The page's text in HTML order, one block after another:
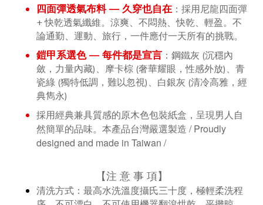
四面彈透氣布料 — 久穿也自在 ： 採用尼龍四面彈
+ 快乾透氣纖維。 涼爽、不悶熱、快乾、輕盈。不
論通勤、運動、旅行， 一件應付一天所有的挑戰。
鎧甲系選色 — 每件都是宣言 ： 鋼鐵灰 (沉穩內
斂，力量內藏)、摩卡棕 (奢華耀眼，性感外放)
青
瓷綠 (獨特低調，難以忽視)、 白銀灰 (清冷高雅，經
典雋永)
採用經典兼具質感的原木色包裝紙盒，呈現男人自
然簡單的品味。本產品台灣嚴選製造 / Proudly
designed and made in Taiwan /
【注 意 事 項】
清洗方式： 最高水洗溫度攝氏三十度，極輕柔洗程
立即購買